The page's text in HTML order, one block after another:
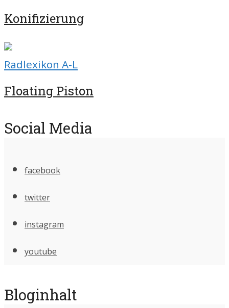
Konifizierung
Radlexikon A-L
Floating Piston
Social Media
facebook
twitter
instagram
youtube
Bloginhalt